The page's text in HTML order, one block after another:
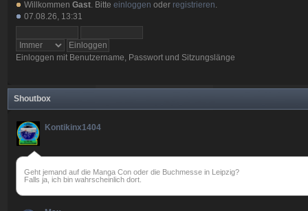
WillkommenGast. Bitteeinloggen oder registrieren.
07.08.26, 13:31
Einloggen mit Benutzername, Passwort und Sitzungslänge
Shoutbox
Kontikinx1404
Geht jemand auf die Manga Con oder die Buchmesse in Leipzig?
Falls ja, ich bin wahrscheinlich dort.